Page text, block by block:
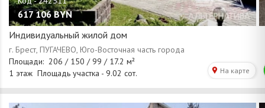
617 106 BYN
Индивидуальный жилой дом